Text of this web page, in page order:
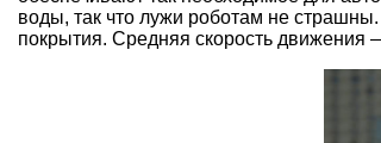
воды, так что лужи роботам не
покрытия. Средняя скорость движения